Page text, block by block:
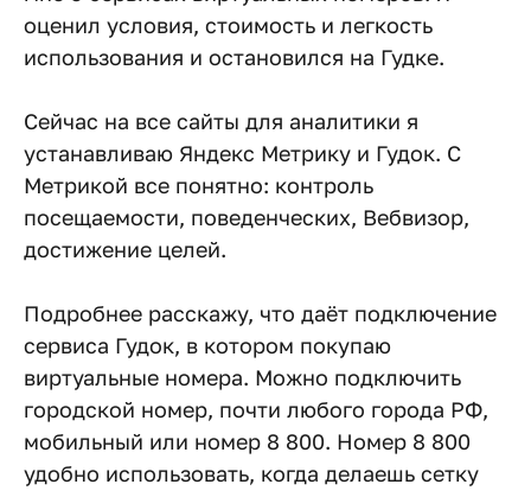
оценил условия, стоимость и легкость
использования и остановился на Гудке.
Сейчас на все сайты для аналитики я
устанавливаю Яндекс Метрику и Гудок. С
Метрикой все понятно: контроль
посещаемости, поведенческих, Вебвизор,
достижение целей.
Подробнее расскажу, что даёт подключение
сервиса Гудок, в котором покупаю
виртуальные номера. Можно подключить
городской номер, почти любого города РФ,
мобильный или номер 8 800. Номер 8 800
удобно использовать, когда делаешь сетку